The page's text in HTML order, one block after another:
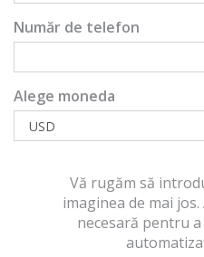
Număr de telefon
Alege moneda
Vă rugăm să
imaginea de mai
necesară pentru